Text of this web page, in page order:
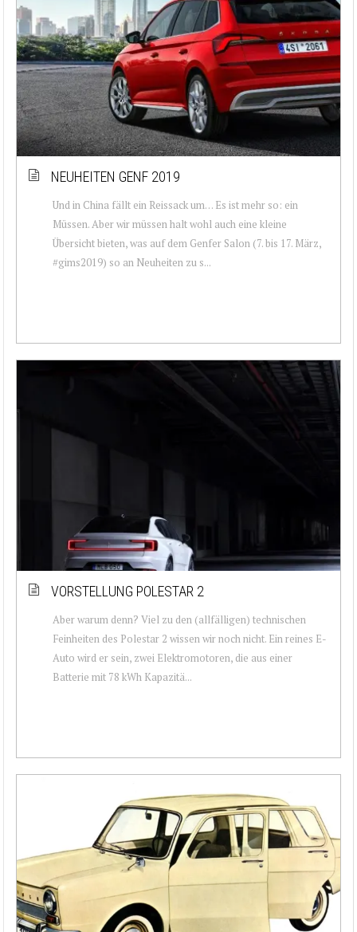
NEUHEITEN GENF 2019
Und in China fällt ein Reissack um… Es ist mehr so: ein
Müssen. Aber wir müssen halt wohl auch eine kleine
Übersicht bieten, was auf dem Genfer Salon (7. bis 17. März,
#gims2019) so an Neuheiten zu s...
VORSTELLUNG POLESTAR 2
Aber warum denn? Viel zu den (allfälligen) technischen
Feinheiten des Polestar 2 wissen wir noch nicht. Ein reines E-
Auto wird er sein, zwei Elektromotoren, die aus einer
Batterie mit 78 kWh Kapazitä...